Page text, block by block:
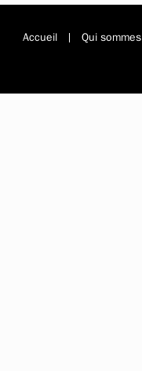
Accueil Qui